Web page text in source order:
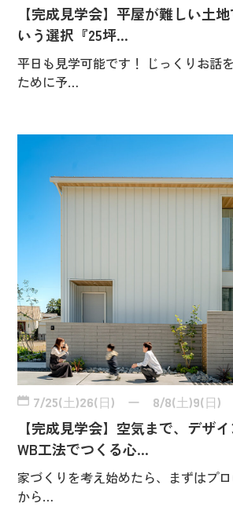
【完成見学会】平屋が難しい土
いう選択『25坪…
平日も見学可能です！ じっくりお話
ために予…
7/25(土)26(日) ー 8/8(土)9(日)
【完成見学会】空気まで、デザ
WB工法でつくる心…
家づくりを考え始めたら、まずはプ
から…